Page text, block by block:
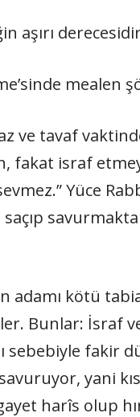
aşırı
mealen
ve tavaf
fakat israf
Yüce
adamı kötü
Bunlar: İsraf
sebebiyle
yani
harîs olup